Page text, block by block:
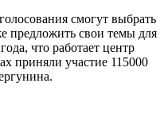
смогут выбрать
предложить свои темы для
что работает центр
приняли участие 115000